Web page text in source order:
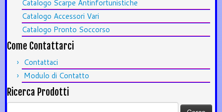
Catalogo Scarpe Antinfortunistiche
Catalogo Accessori Vari
Catalogo Pronto Soccorso
Come Contattarci
Contattaci
Modulo di Contatto
Ricerca Prodotti
Ricerca